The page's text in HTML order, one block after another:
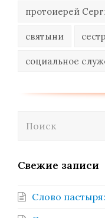
протоиерей
святыни
социальное
Свежие записи
Слово